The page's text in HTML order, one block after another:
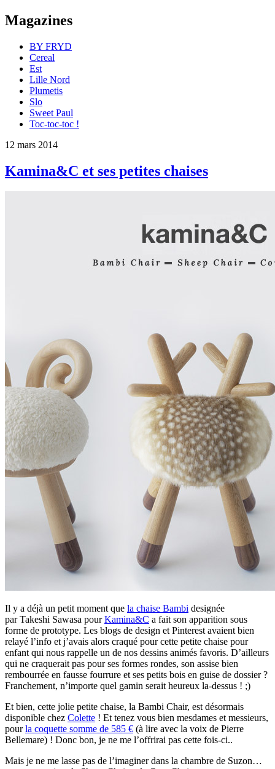
Magazines
BY FRYD
Cereal
Est
Lille Nord
Plumetis
Slo
Sweet Paul
Toc-toc-toc !
12 mars 2014
Kamina&C et ses petites chaises
Il y a déjà un petit moment que la chaise Bambi designée
par Takeshi Sawasa pourKamina&C a fait son apparition sous
forme de prototype. Les blogs de design et Pinterest avaient bien
relayé l’info et j’avais alors craqué pour cette petite chaise pour
enfant qui nous rappelle un de nos dessins animés favoris. D’ailleurs
qui ne craquerait pas pour ses formes rondes, son assise bien
rembourrée en fausse fourrure et ses petits bois en guise de dossier ?
Franchement, n’importe quel gamin serait heureux la-dessus ! ;)
Et bien, cette jolie petite chaise, la Bambi Chair, est désormais
disponible chez Colette ! Et tenez vous bien mesdames et messieurs,
pourla coquette somme de 585 € (à lire avec la voix de Pierre
Bellemare) ! Donc bon, je ne me l’offrirai pas cette fois-ci..
Mais je ne me lasse pas de l’imaginer dans la chambre de Suzon…